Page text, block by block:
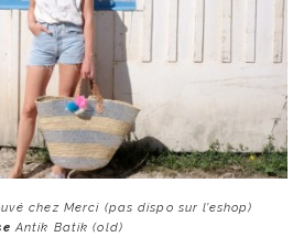
chez Merci (pas dispo sur l’eshop)
Antik Batik (old)